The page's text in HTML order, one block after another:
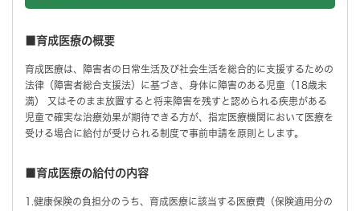
■育成医療の概要
育成医療は、障害者の日常生活及び社会生活を総合的に支援するための
法律（障害者総合支援法）に基づき、身体に障害のある児童（18歳未
満） 又はそのまま放置すると将来障害を残すと認められる疾患がある
児童で確実な治療効果が期待できる方が、指定医療機関において医療を
受ける場合に給付が受けられる制度で事前申請を原則とします。
■育成医療の給付の内容
1.健康保険の負担分のうち、育成医療に該当する医療費（保険適用分の